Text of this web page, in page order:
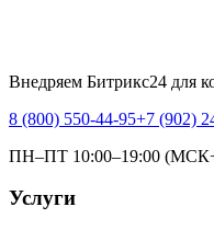
Внедряем Битрикс24 для
8 (800) 550-44-95+7 (902)
ПН–ПТ 10:00–19:00
Услуги